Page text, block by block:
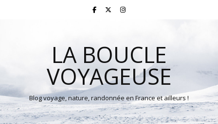
LA BOUCLE
VOYAGEUSE
Blog voyage, nature, randonnée en France et ailleurs !